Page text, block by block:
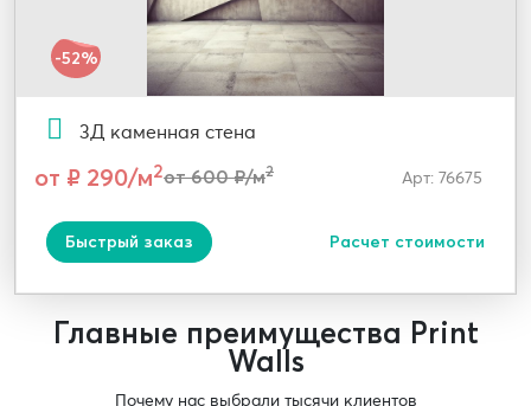
-52%
3Д каменная стена
от ₽ 290/м2от 600 ₽/м2 Арт: 76675
Быстрый заказ Расчет стоимости
Главные преимущества Print
Walls
Почему нас выбрали тысячи клиентов